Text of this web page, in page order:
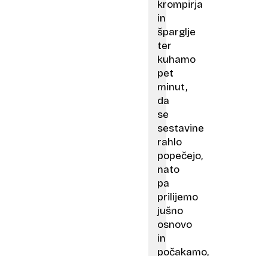
krompirja
in
šparglje
ter
kuhamo
pet
minut,
da
se
sestavine
rahlo
popečejo,
nato
pa
prilijemo
jušno
osnovo
in
počakamo,